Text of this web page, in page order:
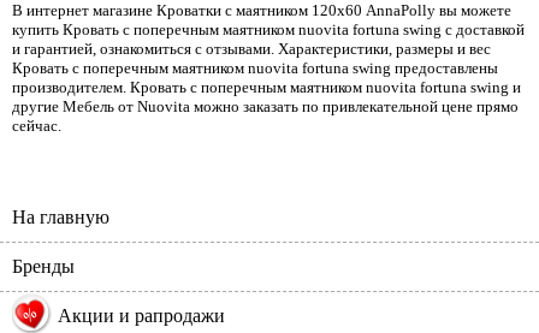
В интернет магазине Кроватки с маятником 120х60 AnnaPolly вы можете
купить Кровать с поперечным маятником nuovita fortuna swing с доставкой
и гарантией, ознакомиться с отзывами. Характеристики, размеры и вес
Кровать с поперечным маятником nuovita fortuna swing предоставлены
производителем. Кровать с поперечным маятником nuovita fortuna swing и
другие Мебель от Nuovita можно заказать по привлекательной цене прямо
сейчас.
На главную
Бренды
% Акции и рапродажи